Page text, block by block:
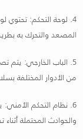
4. لوحة التحكم: تحتوي
المصعد والتحرك به
5. الباب الخارجي: يتم
من الأدوار المختلفة
6. نظام التحكم الأمني:
والحوادث المحتملة